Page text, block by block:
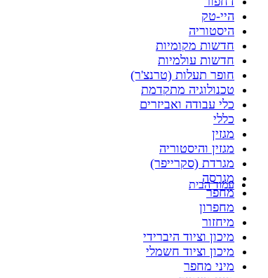
עמוד הבית
היי-טק
היסטוריה
חדשות מקומיות
חדשות עולמיות
חופר תעלות (טרנצ'ר)
טכנולוגיה מתקדמת
כלי עבודה ואביזרים
כללי
מגזין
מגזין והיסטוריה
מגרדת (סקרייפר)
מגרסה
מחפר
מחפרון
מיחזור
מיכון וציוד היברידי
מיכון וציוד חשמלי
מיני מחפר